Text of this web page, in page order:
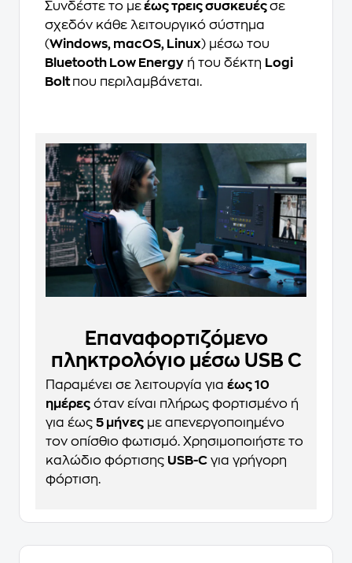
Συνδέστε το μεέως τρεις συσκευέςσε
σχεδόν κάθε λειτουργικό σύστημα
(Windows, macOS, Linux) μέσω του
Bluetooth Low Energy ή του δέκτη Logi
Boltπου περιλαμβάνεται.
Επαναφορτιζόμενο
πληκτρολόγιο μέσω USB C
Παραμένει σε λειτουργία για έως 10
ημέρες όταν είναι πλήρως φορτισμένο ή
για έως 5 μήνες με απενεργοποιημένο
τον οπίσθιο φωτισμό. Χρησιμοποιήστε το
καλώδιο φόρτισης USB-C για γρήγορη
φόρτιση.